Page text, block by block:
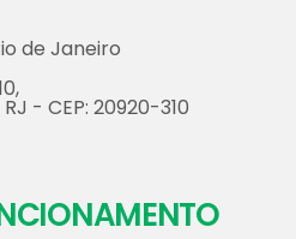
de Janeiro
- CEP: 20920-310